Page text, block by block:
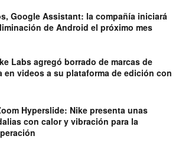
Google Assistant: la compañía iniciará
de Android el próximo mes
Labs agregó borrado de marcas de
en videos a su plataforma de edición con
Hyperslide: Nike presenta unas
con calor y vibración para la